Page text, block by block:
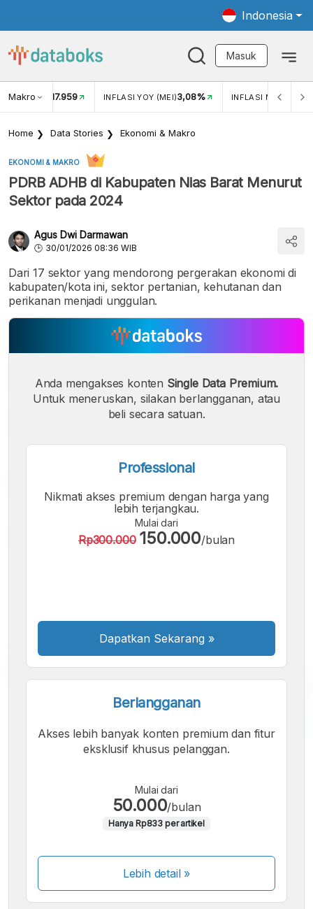
Indonesia
Masuk
Makro
USD/IDR 17.959 INFLASI YOY (MEI)3,08% INFLASI MOM (MEI)
Home Data Stories Ekonomi & Makro
EKONOMI & MAKRO
PDRB ADHB di Kabupaten Nias Barat Menurut
Sektor pada 2024
Agus Dwi Darmawan
30/01/2026 08:36 WIB
Dari 17 sektor yang mendorong pergerakan ekonomi di
kabupaten/kota ini, sektor pertanian, kehutanan dan
perikanan menjadi unggulan.
A A
Sedang
A
Besar
Anda mengakses konten Single Data Premium.
Untuk meneruskan, silakan berlangganan, atau
beli secara satuan.
Professional
Nikmati akses premium dengan harga yang
lebih terjangkau.
Mulai dari
Rp300.000 150.000/bulan
Dapatkan Sekarang »
Berlangganan
Akses lebih banyak konten premium dan fitur
eksklusif khusus pelanggan.
Mulai dari
50.000/bulan
Hanya Rp833 per artikel
Lebih detail »